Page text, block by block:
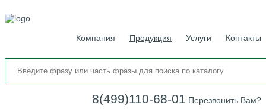
Компания Продукция Услуги Контакты
8(499)110-68-01 Перезвонить Вам?